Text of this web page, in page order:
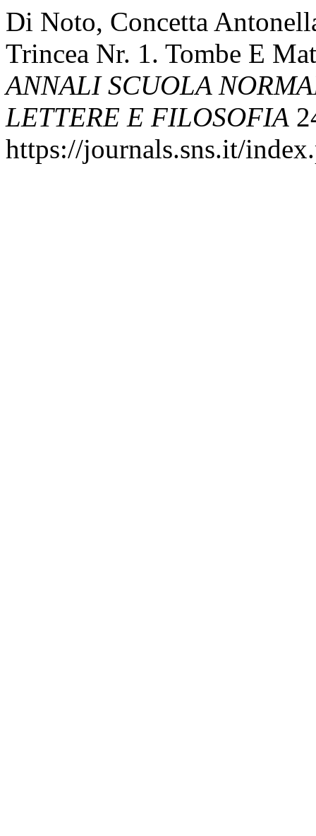
Di Noto, Concetta
Trincea Nr. 1. Tombe E
ANNALI SCUOLA
LETTERE E FILOSOFIA
https://journals.sns.it/